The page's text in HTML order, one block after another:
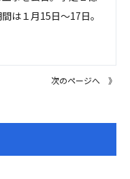
は１月15日～17日。
次のページへ 》